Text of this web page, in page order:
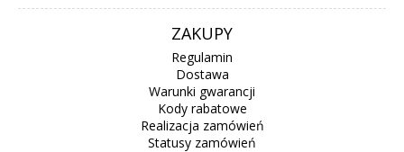
ZAKUPY
Regulamin
Dostawa
Warunki gwarancji
Kody rabatowe
Realizacja zamówień
Statusy zamówień